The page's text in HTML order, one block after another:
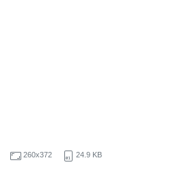
260x372 24.9 KB